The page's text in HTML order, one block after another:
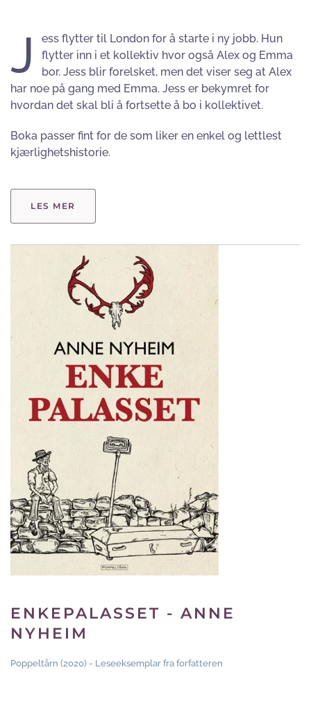
J
ess flytter til London for å starte i ny jobb. Hun
flytter inn i et kollektiv hvor også Alex og Emma
bor. Jess blir forelsket, men det viser seg at Alex
har noe på gang med Emma. Jess er bekymret for
hvordan det skal bli å fortsette å bo i kollektivet.
Boka passer fint for de som liker en enkel og lettlest
kjærlighetshistorie.
LES MER
ENKEPALASSET - ANNE
NYHEIM
Poppeltårn (2020) - Leseeksemplar fra forfatteren